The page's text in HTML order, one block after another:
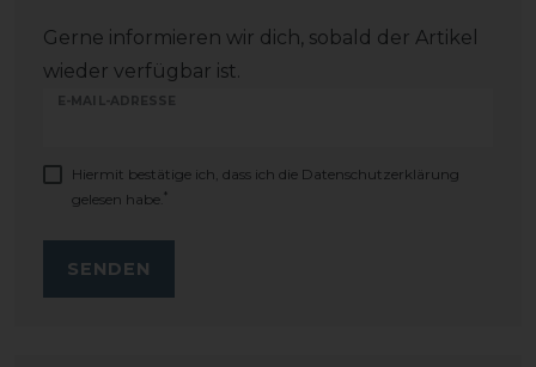
Gerne informieren wir dich, sobald der Artikel
wieder verfügbar ist.
E-MAIL-ADRESSE
Hiermit bestätige ich, dass ich die Daten­schutz­erklärung
gelesen habe. *
SENDEN